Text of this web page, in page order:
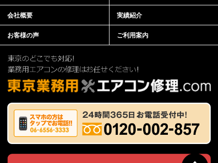
会社概要 実績紹介
お客様の声 ご利用案内